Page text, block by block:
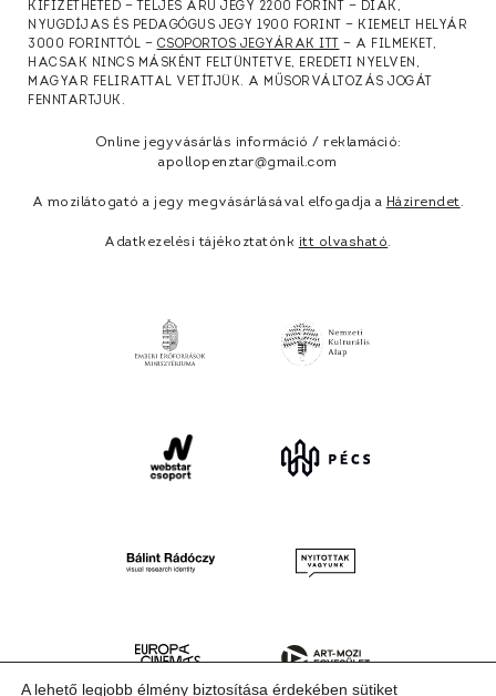
KIFIZETHETED — TELJES ÁRÚ JEGY 2200 FORINT — DIÁK,
NYUGDÍJAS ÉS PEDAGÓGUS JEGY 1900 FORINT — KIEMELT HELYÁR
3000 FORINTTÓL — CSOPORTOS JEGYÁRAK ITT
— A FILMEKET,
HACSAK NINCS MÁSKÉNT FELTÜNTETVE, EREDETI NYELVEN,
MAGYAR FELIRATTAL VETÍTJÜK. A MŰSORVÁLTOZÁS JOGÁT
FENNTARTJUK.
Online jegyvásárlás információ / reklamáció:
apollopenztar@gmail.com
A mozilátogató a jegy megvásárlásával elfogadja a Házirendet.
Adatkezelési tájékoztatónk itt olvasható.
A lehető legjobb élmény biztosítása érdekében sütiket